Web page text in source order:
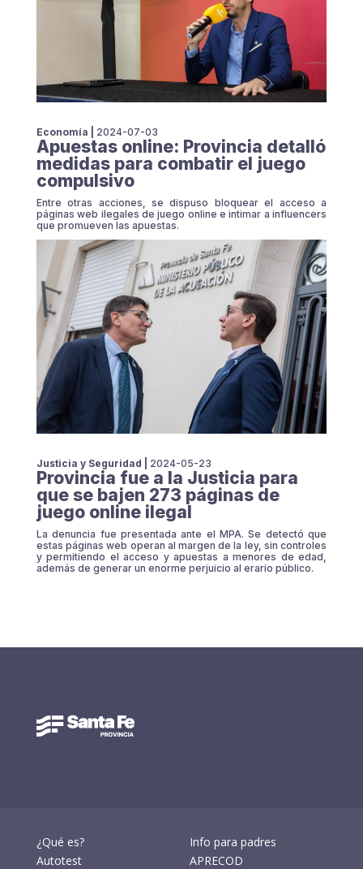
Economía | 2024-07-03
Apuestas online: Provincia detalló
medidas para combatir el juego
compulsivo
Entre otras acciones, se dispuso bloquear el acceso a
páginas web ilegales de juego online e intimar a influencers
que promueven las apuestas.
Justicia y Seguridad | 2024-05-23
Provincia fue a la Justicia para
que se bajen 273 páginas de
juego online ilegal
La denuncia fue presentada ante el MPA. Se detectó que
estas páginas web operan al margen de la ley, sin controles
y permitiendo el acceso y apuestas a menores de edad,
además de generar un enorme perjuicio al erario público.
¿Qué es?
Autotest
Info para padres
APRECOD